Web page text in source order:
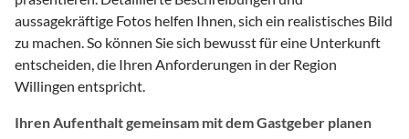
aussagekräftige Fotos helfen Ihnen, sich ein realistisches Bild
zu machen. So können Sie sich bewusst für eine Unterkunft
entscheiden, die Ihren Anforderungen in der Region
Willingen entspricht.
Ihren Aufenthalt gemeinsam mit dem Gastgeber planen